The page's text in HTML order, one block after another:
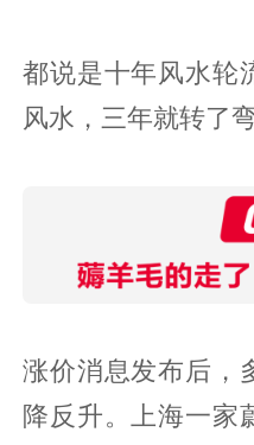
都说是十年风水轮
风水，三年就转了
涨价消息发布后，
降反升。上海一家